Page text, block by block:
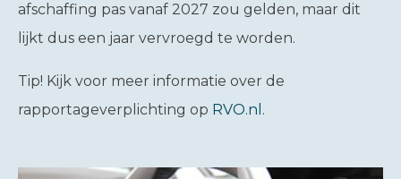
afschaffing pas vanaf 2027 zou gelden, maar dit
lijkt dus een jaar vervroegd te worden.
Tip! Kijk voor meer informatie over de
rapportageverplichting op RVO.nl .